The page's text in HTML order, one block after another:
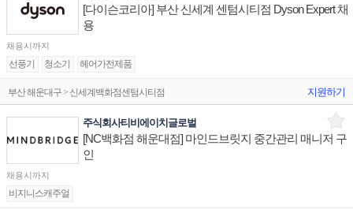
[다이슨코리아] 부산 신세계 센텀시티점 Dyson Expert 채
용
채용시까지
선풍기 청소기 헤어가전제품
부산 해운대구 > 신세계백화점센텀시티점 지원하기
주식회사티비에이치글로벌
[NC백화점 해운대점] 마인드브릿지 중간관리 매니저 구
인
채용시까지
비지니스캐주얼